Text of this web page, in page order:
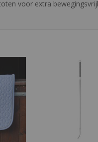
voor extra